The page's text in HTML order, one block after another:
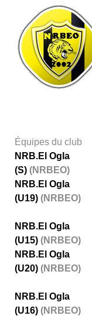
Équipes du club
NRB.El Ogla
(S) (NRBEO)
NRB.El Ogla
(U19) (NRBEO)
NRB.El Ogla
(U15) (NRBEO)
NRB.El Ogla
(U20) (NRBEO)
NRB.El Ogla
(U16) (NRBEO)